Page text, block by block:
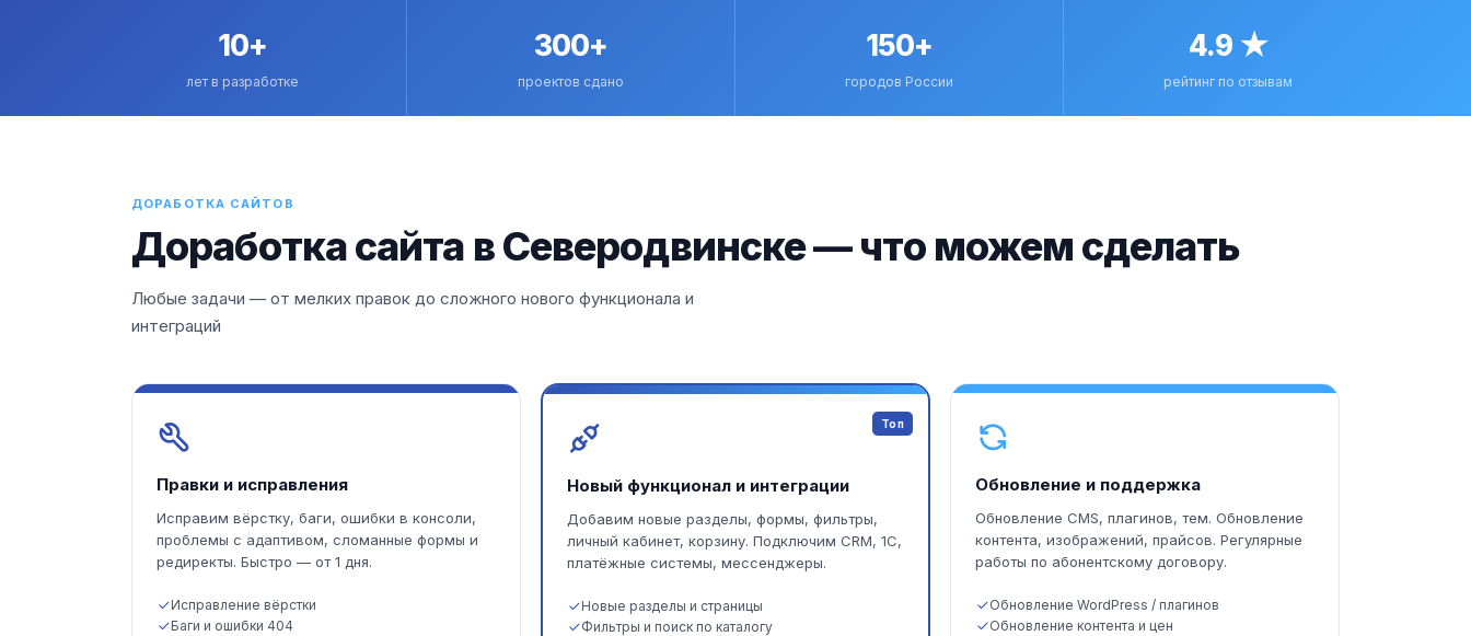
10+
лет в разработке
300+
проектов сдано
150+
городов России
4.9 ★
рейтинг по отзывам
ДОРАБОТКА САЙТОВ
Доработка сайта в Северодвинске — что можем сделать
Любые задачи — от мелких правок до сложного нового функционала и
интеграций
Правки и исправления
Исправим вёрстку, баги, ошибки в консоли,
проблемы с адаптивом, сломанные формы и
редиректы. Быстро — от 1 дня.
Исправление вёрстки
Баги и ошибки 404
Топ
Новый функционал и интеграции
Добавим новые разделы, формы, фильтры,
личный кабинет, корзину. Подключим CRM, 1С,
платёжные системы, мессенджеры.
Новые разделы и страницы
Фильтры и поиск по каталогу
Обновление и поддержка
Обновление CMS, плагинов, тем. Обновление
контента, изображений, прайсов. Регулярные
работы по абонентскому договору.
Обновление WordPress / плагинов
Обновление контента и цен